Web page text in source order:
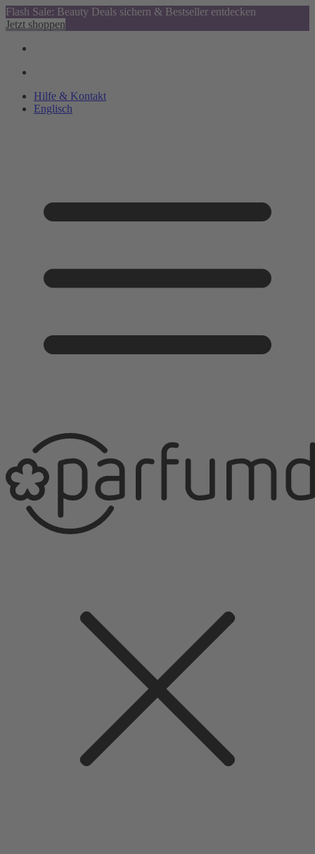
Flash Sale: Beauty Deals sichern & Bestseller entdecken
Jetzt shoppen
Hilfe & Kontakt
Englisch